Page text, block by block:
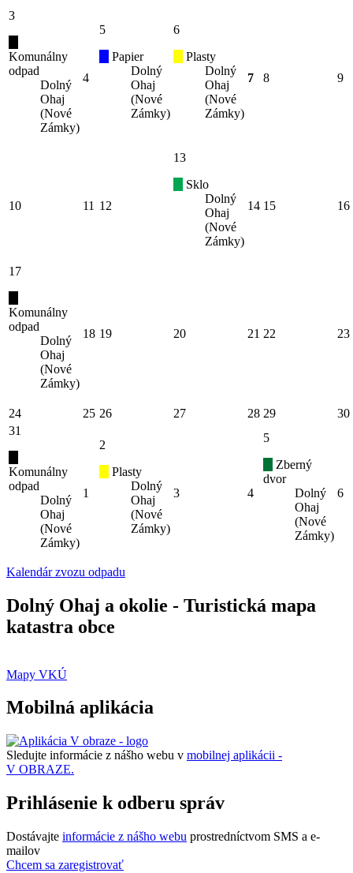
3
Komunálny
odpad
Dolný
Ohaj
(Nové
Zámky)
4
5
Papier
Dolný
Ohaj
(Nové
Zámky)
6
Plasty
Dolný
Ohaj
(Nové
Zámky)
7 8 9
10 11 12
13
Sklo
Dolný
Ohaj
(Nové
Zámky)
14 15 16
17
Komunálny
odpad
Dolný
Ohaj
(Nové
Zámky)
18 19 20 21 22 23
24 25 26 27 28 29
30
31
Komunálny
odpad
Dolný
Ohaj
(Nové
Zámky)
1
2
Plasty
Dolný
Ohaj
(Nové
Zámky)
3 4
5
Zberný
dvor
Dolný
Ohaj
(Nové
Zámky)
6
Kalendár zvozu odpadu
Dolný Ohaj a okolie - Turistická mapa
katastra obce
Mapy VKÚ
Mobilná aplikácia
Sledujte informácie z nášho webu v mobilnej aplikácii -
V OBRAZE.
Prihlásenie k odberu správ
Dostávajte informácie z nášho webu prostredníctvom SMS a e-
mailov
Chcem sa zaregistrovať